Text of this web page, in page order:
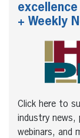
+ Weekly
Click here to
industry news,
webinars, and